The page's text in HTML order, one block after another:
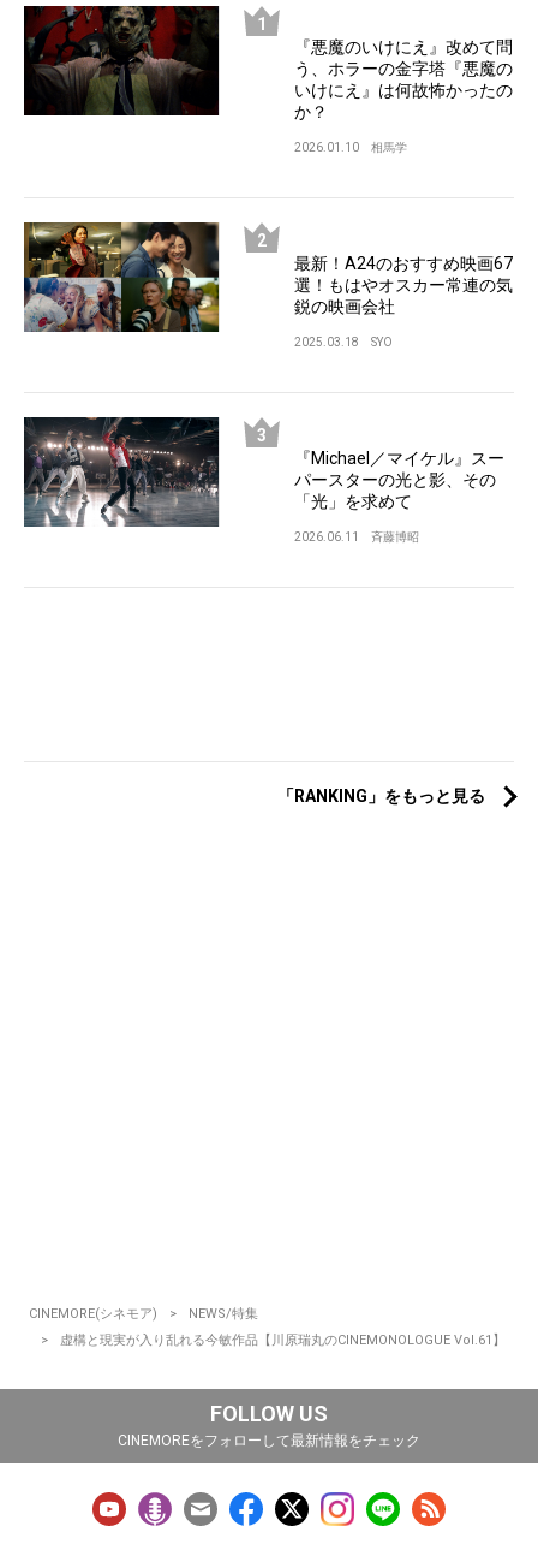
『悪魔のいけにえ』改めて問
う、ホラーの金字塔『悪魔の
いけにえ』は何故怖かったの
か？
2026.01.10 相馬学
最新！A24のおすすめ映画67
選！もはやオスカー常連の気
鋭の映画会社
2025.03.18 SYO
『Michael／マイケル』スー
パースターの光と影、その
「光」を求めて
2026.06.11 斉藤博昭
「RANKING」をもっと見る
CINEMORE(シネモア)
NEWS/特集
虚構と現実が入り乱れる今敏作品【川原瑞丸のCINEMONOLOGUE Vol.61】
FOLLOW US
CINEMOREをフォローして最新情報をチェック